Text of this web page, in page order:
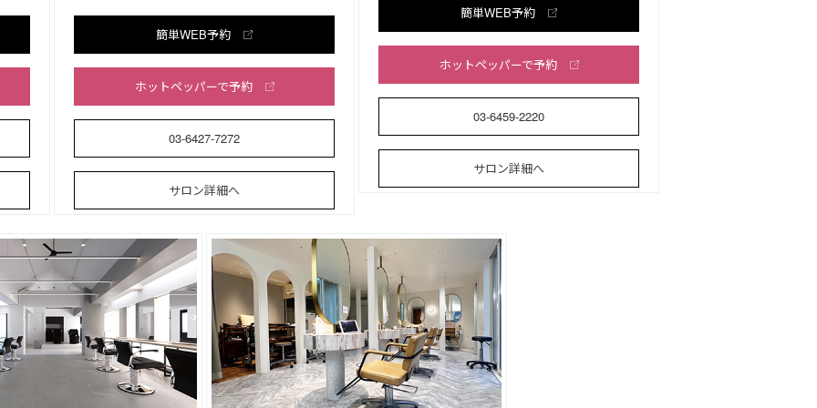
簡単WEB予約
ホットペッパーで予約
03-6427-7272
サロン詳細へ
簡単WEB予約
ホットペッパーで予約
03-6459-2220
サロン詳細へ